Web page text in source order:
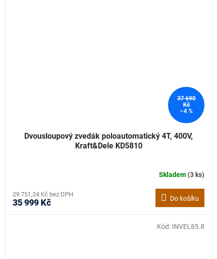
37 690
Kč
–4 %
Dvousloupový zvedák poloautomatický 4T, 400V,
Kraft&Dele KD5810
Skladem(3 ks)
29 751,24 Kč bez DPH
35 999 Kč Do košíku
Kód: INVEL85.8